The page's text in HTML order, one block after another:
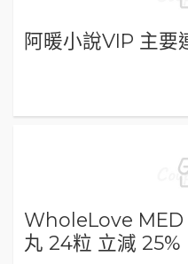
阿暖小說VIP 主要
WholeLove MED
丸 24粒 立減 25%